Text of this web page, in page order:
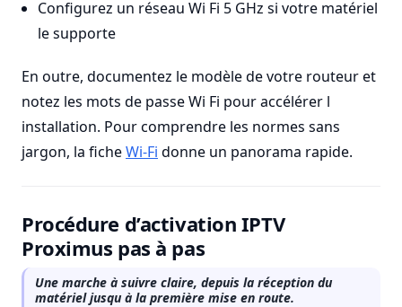
Configurez un réseau Wi Fi 5 GHz si votre matériel
le supporte
En outre, documentez le modèle de votre routeur et
notez les mots de passe Wi Fi pour accélérer l
installation. Pour comprendre les normes sans
jargon, la ficheWi-Fi donne un panorama rapide.
Procédure d’activation IPTV
Proximus pas à pas
Une marche à suivre claire, depuis la réception du
matériel jusqu à la première mise en route.